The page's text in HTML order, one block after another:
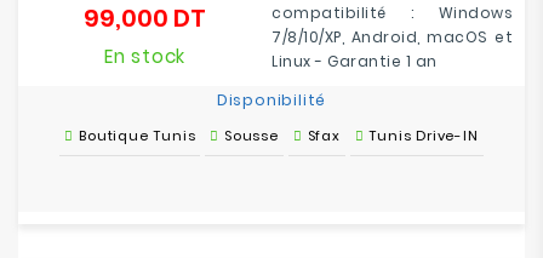
compatibilité : Windows
7/8/10/XP, Android, macOS et
Linux - Garantie 1 an
99,000 DT
En stock
Disponibilité
Boutique Tunis Sousse Sfax Tunis Drive-IN